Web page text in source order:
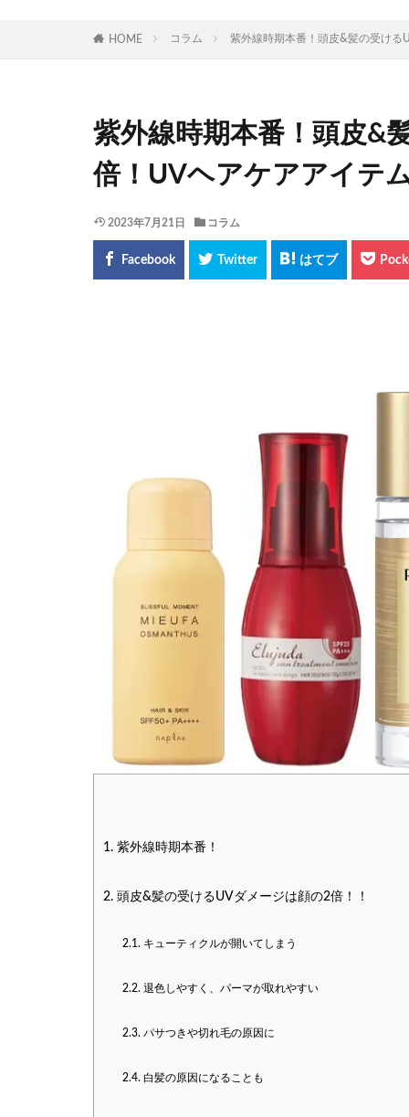
HOME コラム 紫外線時期本番！頭皮&髪の受ける
紫外線時期本番！頭皮&
倍！UVヘアケアアイテ
2023年7月21日 コラム
1. 紫外線時期本番！
2. 頭皮&髪の受けるUVダメージは顔の2倍！！
2.1. キューティクルが開いてしまう
2.2. 退色しやすく、パーマが取れやすい
2.3. パサつきや切れ毛の原因に
2.4. 白髪の原因になることも